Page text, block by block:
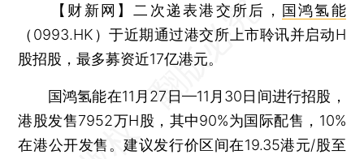
【财新网】 二次递表港交所后， 国鸿氢能
（0993.HK）于近期通过港交所上市聆讯并启动H
股招股，最多募资近17亿港元。
国鸿氢能在11月27日—11月30日间进行招股，
港股发售7952万H股，其中90%为国际配售，10%
在港公开发售。建议发行价区间在19.35港元/股至